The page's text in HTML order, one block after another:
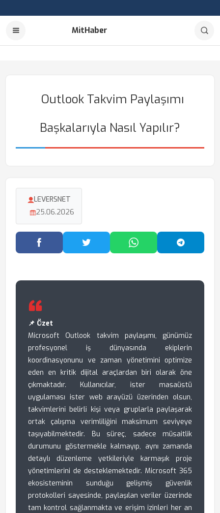
MitHaber
Outlook Takvim Paylaşımı
Başkalarıyla Nasıl Yapılır?
LEVERSNET
25.06.2026
Facebook'ta PaylaşTwitter'da PaylaşWhatsApp'ta Paylaş
📌 Özet
Microsoft Outlook takvim paylaşımı, günümüz
profesyonel iş dünyasında ekiplerin
koordinasyonunu ve zaman yönetimini optimize
eden en kritik dijital araçlardan biri olarak öne
çıkmaktadır. Kullanıcılar, ister masaüstü
uygulaması ister web arayüzü üzerinden olsun,
takvimlerini belirli kişi veya gruplarla paylaşarak
ortak çalışma verimliliğini maksimum seviyeye
taşıyabilmektedir. Bu süreç, sadece müsaitlik
durumunu göstermekle kalmayıp, aynı zamanda
detaylı düzenleme yetkileriyle karmaşık proje
yönetimlerini de desteklemektedir. Microsoft 365
ekosisteminin sunduğu gelişmiş güvenlik
protokolleri sayesinde, paylaşılan veriler üzerinde
tam kontrol sağlanmakta ve erişim izinleri her an